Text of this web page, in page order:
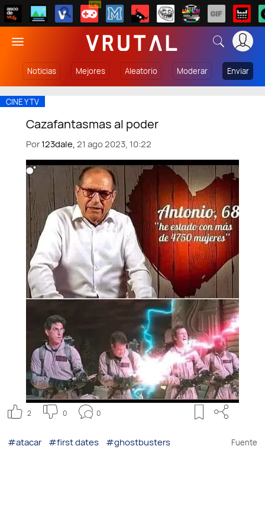
NEW
Noticias Mejores Aleatorio Moderar Enviar
CINE Y TV
Cazafantasmas al poder
Por123dale,21 ago 2023, 10:22
2 0 0
#atacar #first dates #ghostbusters Fuente